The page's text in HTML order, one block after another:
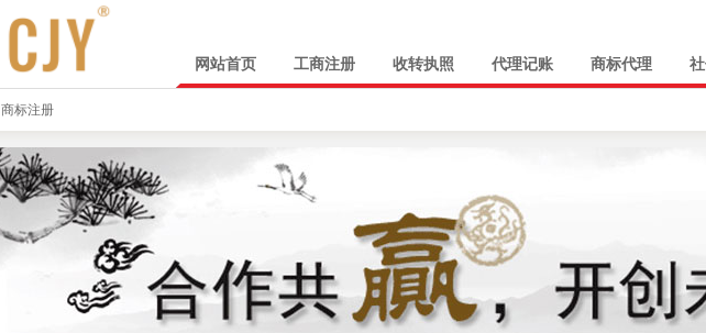
网站首页 工商注册 收转执照 代理记账 商标代理
商标注册